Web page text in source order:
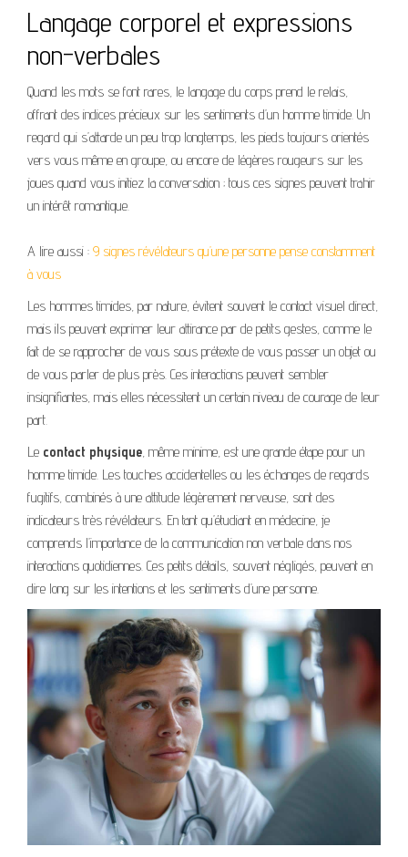
Langage corporel et expressions
non-verbales
Quand les mots se font rares, le langage du corps prend le relais,
offrant des indices précieux sur les sentiments d’un homme timide. Un
regard qui s’attarde un peu trop longtemps, les pieds toujours orientés
vers vous même en groupe, ou encore de légères rougeurs sur les
joues quand vous initiez la conversation ; tous ces signes peuvent trahir
un intérêt romantique.
A lire aussi : 9 signes révélateurs qu’une personne pense constamment
à vous
Les hommes timides, par nature, évitent souvent le contact visuel direct,
mais ils peuvent exprimer leur attirance par de petits gestes, comme le
fait de se rapprocher de vous sous prétexte de vous passer un objet ou
de vous parler de plus près. Ces interactions peuvent sembler
insignifiantes, mais elles nécessitent un certain niveau de courage de leur
part.
Le contact physique, même minime, est une grande étape pour un
homme timide. Les touches accidentelles ou les échanges de regards
fugitifs, combinés à une attitude légèrement nerveuse, sont des
indicateurs très révélateurs. En tant qu’étudiant en médecine, je
comprends l’importance de la communication non verbale dans nos
interactions quotidiennes. Ces petits détails, souvent négligés, peuvent en
dire long sur les intentions et les sentiments d’une personne.